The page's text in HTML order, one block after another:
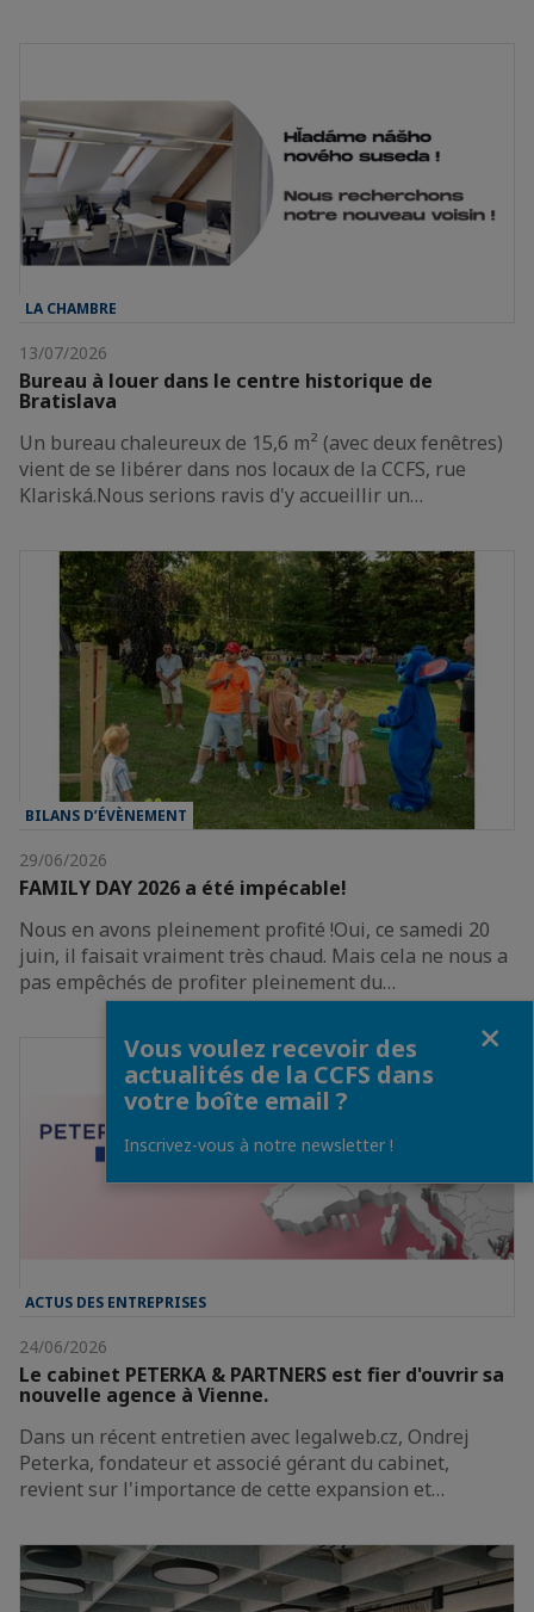
LA CHAMBRE
13/07/2026
Bureau à louer dans le centre historique de
Bratislava
Un bureau chaleureux de 15,6 m² (avec deux fenêtres)
vient de se libérer dans nos locaux de la CCFS, rue
Klariská.Nous serions ravis d'y accueillir un…
BILANS D’ÉVÈNEMENT
29/06/2026
FAMILY DAY 2026 a été impécable!
Nous en avons pleinement profité !Oui, ce samedi 20
juin, il faisait vraiment très chaud. Mais cela ne nous a
pas empêchés de profiter pleinement du…
ACTUS DES ENTREPRISES
24/06/2026
Le cabinet PETERKA & PARTNERS est fier d'ouvrir sa
nouvelle agence à Vienne.
Dans un récent entretien avec legalweb.cz, Ondrej
Peterka, fondateur et associé gérant du cabinet,
revient sur l'importance de cette expansion et…
Vous voulez recevoir des
actualités de la CCFS dans
votre boîte email ?
Inscrivez-vous à notre newsletter !